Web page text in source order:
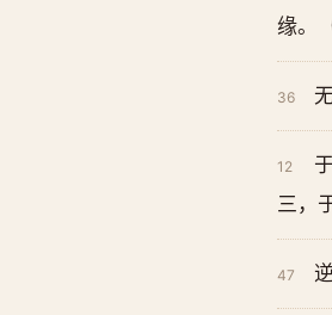
缘。
36
12
三，
47